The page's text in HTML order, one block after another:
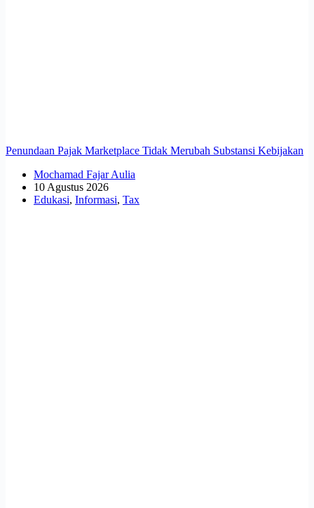
Penundaan Pajak Marketplace Tidak Merubah Substansi Kebijakan
Mochamad Fajar Aulia
10 Agustus 2026
Edukasi, Informasi, Tax